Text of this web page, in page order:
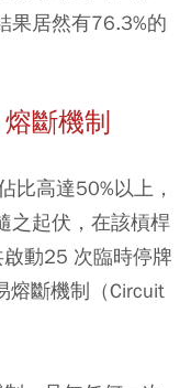
果居然有76.3%的
斷機制
比高達50%以上，
之起伏，在該槓桿
動25 次臨時停牌
熔斷機制（Circuit